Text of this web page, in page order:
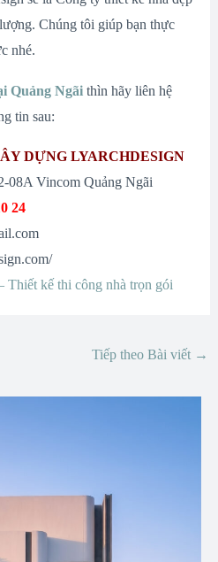
Chúng tôi giúp bạn thực
nhé.
Quảng Ngãithìn hãy liên hệ
tin sau:
DỰNG LYARCHDESIGN
08A Vincom Quảng Ngãi
24
Thiết kế thi công nhà trọn gói
Tiếp theo Bài viết →